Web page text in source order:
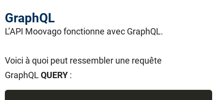
GraphQL
L’API Moovago fonctionne avec GraphQL.
Voici à quoi peut ressembler une requête
GraphQLQUERY :